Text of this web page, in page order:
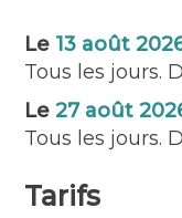
Le 13 août
Tous les jours.
Le27 août
Tous les jours.
Tarifs